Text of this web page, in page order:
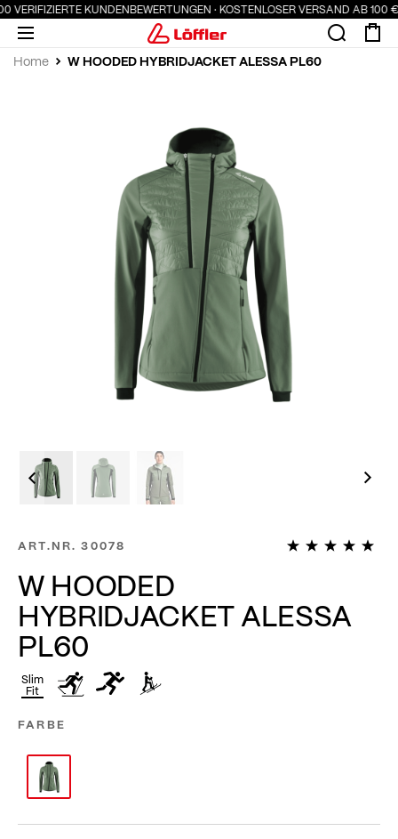
KUNDENBEWERTUNGEN · KOSTENLOSER VERSAND AB 100 €
Home W HOODED HYBRIDJACKET ALESSA PL60
ART.NR. 30078
W HOODED
HYBRIDJACKET ALESSA
PL60
Slim
Fit
FARBE